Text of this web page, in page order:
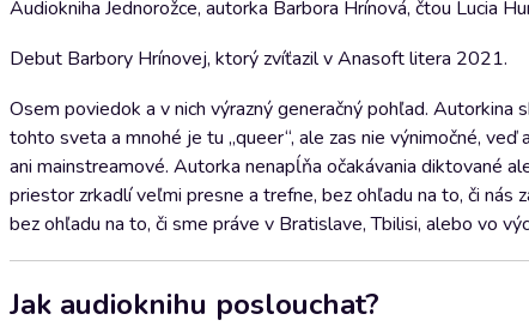
Audiokniha Jednorožce, autorka Barbora Hrínová, čtou Lucia
Debut Barbory Hrínovej, ktorý zvíťazil v Anasoft litera 2021.
Osem poviedok a v nich výrazný generačný pohľad. Autorkina
tohto sveta a mnohé je tu „queer“, ale zas nie výnimočné,
ani mainstreamové. Autorka nenapĺňa očakávania diktované
priestor zrkadlí veľmi presne a trefne, bez ohľadu na to, či nás
bez ohľadu na to, či sme práve v Bratislave, Tbilisi, alebo vo
Jak audioknihu poslouchat?